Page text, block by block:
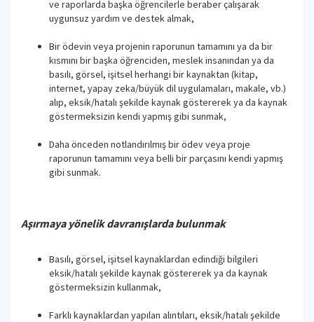
ve raporlarda başka öğrencilerle beraber çalışarak
uygunsuz yardım ve destek almak,
Bir ödevin veya projenin raporunun tamamını ya da bir
kısmını bir başka öğrenciden, meslek insanından ya da
basılı, görsel, işitsel herhangi bir kaynaktan (kitap,
internet, yapay zeka/büyük dil uygulamaları, makale, vb.)
alıp, eksik/hatalı şekilde kaynak göstererek ya da kaynak
göstermeksizin kendi yapmış gibi sunmak,
Daha önceden notlandırılmış bir ödev veya proje
raporunun tamamını veya belli bir parçasını kendi yapmış
gibi sunmak.
Aşırmaya yönelik davranışlarda bulunmak
Basılı, görsel, işitsel kaynaklardan edindiği bilgileri
eksik/hatalı şekilde kaynak göstererek ya da kaynak
göstermeksizin kullanmak,
Farklı kaynaklardan yapılan alıntıları, eksik/hatalı şekilde